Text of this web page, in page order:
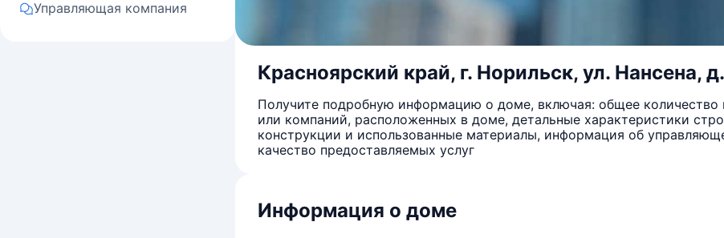
Управляющая компания
Красноярский край, г. Норильск, ул. Нансена,
Получите подробную информацию о доме, включая: общее количество
или компаний, расположенных в доме, детальные характеристики
конструкции и использованные материалы, информация об
качество предоставляемых услуг
Информация о доме